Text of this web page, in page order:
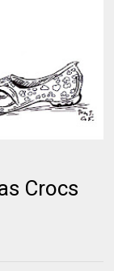
Crocs